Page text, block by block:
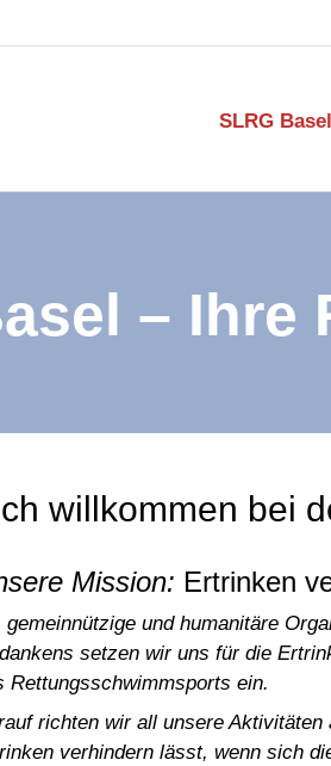
SLRG Basel
–
willkommen bei
Mission: Ertrinken
gemeinnützige und humanitäre
setzen wir uns für die
Rettungsschwimmsports ein.
richten wir all unsere
verhindern lässt, wenn sich